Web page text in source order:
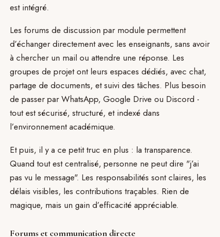
est intégré.
Les forums de discussion par module permettent
d’échanger directement avec les enseignants, sans avoir
à chercher un mail ou attendre une réponse. Les
groupes de projet ont leurs espaces dédiés, avec chat,
partage de documents, et suivi des tâches. Plus besoin
de passer par WhatsApp, Google Drive ou Discord -
tout est sécurisé, structuré, et indexé dans
l’environnement académique.
Et puis, il y a ce petit truc en plus : la transparence.
Quand tout est centralisé, personne ne peut dire "j’ai
pas vu le message". Les responsabilités sont claires, les
délais visibles, les contributions traçables. Rien de
magique, mais un gain d’efficacité appréciable.
Forums et communication directe